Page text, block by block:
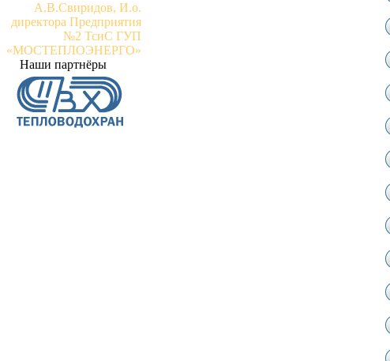
А.В.Свиридов, И.о.
директора Предприятия
№2 ТсиС ГУП
«МОСТЕПЛОЭНЕРГО»
Наши партнёры